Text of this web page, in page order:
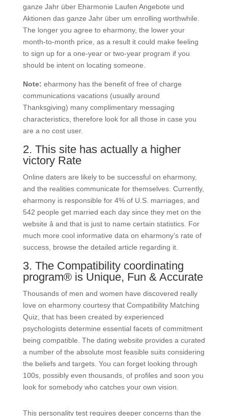
ganze Jahr über Eharmonie Laufen Angebote und
Aktionen das ganze Jahr über um enrolling worthwhile.
The longer you agree to eharmony, the lower your
month-to-month price, as a result it could make feeling
to sign up for a one-year or two-year program if you
should be intent on locating someone.
Note: eharmony has the benefit of free of charge
communications vacations (usually around
Thanksgiving) many complimentary messaging
characteristics, therefore look for all those in case you
are a no cost user.
2. This site has actually a higher
victory Rate
Online daters are likely to be successful on eharmony,
and the realities communicate for themselves. Currently,
eharmony is responsible for 4% of U.S. marriages, and
542 people get married each day since they met on the
website â and that is just to name certain statistics. For
much more cool informative data on eharmony’s rate of
success, browse the detailed article regarding it.
3. The Compatibility coordinating
program® is Unique, Fun & Accurate
Thousands of men and women have discovered really
love on eharmony courtesy that Compatibility Matching
Quiz, that has been created by experienced
psychologists determine essential facets of commitment
being compatible. The dating website provides a curated
a number of the absolute most feasible suits considering
the beliefs and targets. You can forget looking through
100s, possibly even thousands, of profiles and soon you
look for somebody who catches your own vision.
This personality test requires deeper concerns than the